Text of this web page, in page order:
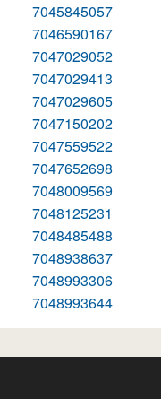
7045845057
7046590167
7047029052
7047029413
7047029605
7047150202
7047559522
7047652698
7048009569
7048125231
7048485488
7048938637
7048993306
7048993644